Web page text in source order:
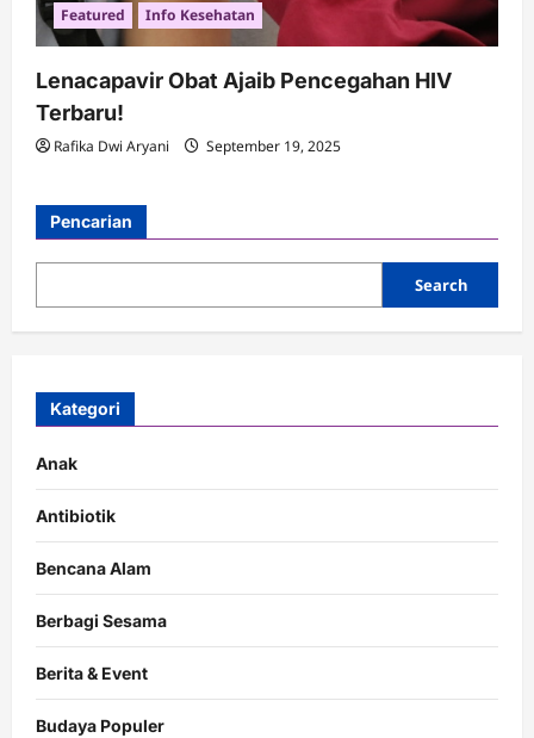
Featured Info Kesehatan
Lenacapavir Obat Ajaib Pencegahan HIV
Terbaru!
Rafika Dwi Aryani September 19, 2025
Pencarian
Search
Kategori
Anak
Antibiotik
Bencana Alam
Berbagi Sesama
Berita & Event
Budaya Populer